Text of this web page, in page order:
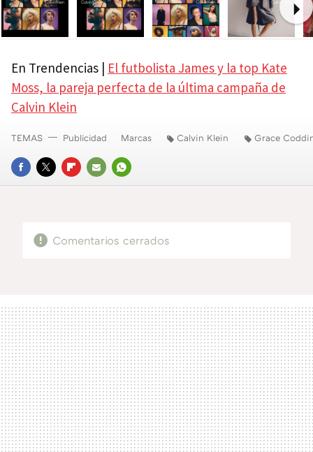
En Trendencias | El futbolista James y la top Kate
Moss, la pareja perfecta de la última campaña de
Calvin Klein
FACEBOOK
TWITTERFLIPBOARD
E-
WHATSAPP
TEMAS Publicidad Marcas Calvin Klein Grace
Comentarios cerrados